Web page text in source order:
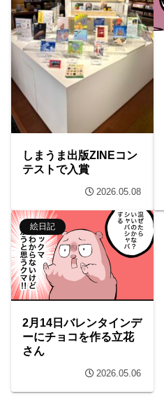
しまうま出版ZINEコン
テストで入賞
2026.05.08
絵日記
2月14日バレンタインデ
ーにチョコを作る立花
さん
2026.05.06